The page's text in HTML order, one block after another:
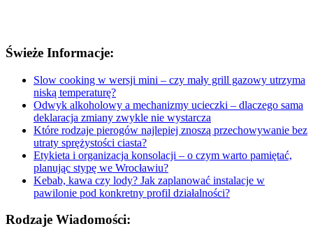
Świeże Informacje:
Slow cooking w wersji mini – czy mały grill gazowy utrzyma
niską temperaturę?
Odwyk alkoholowy a mechanizmy ucieczki – dlaczego sama
deklaracja zmiany zwykle nie wystarcza
Które rodzaje pierogów najlepiej znoszą przechowywanie bez
utraty sprężystości ciasta?
Etykieta i organizacja konsolacji – o czym warto pamiętać,
planując stypę we Wrocławiu?
Kebab, kawa czy lody? Jak zaplanować instalacje w
pawilonie pod konkretny profil działalności?
Rodzaje Wiadomości: